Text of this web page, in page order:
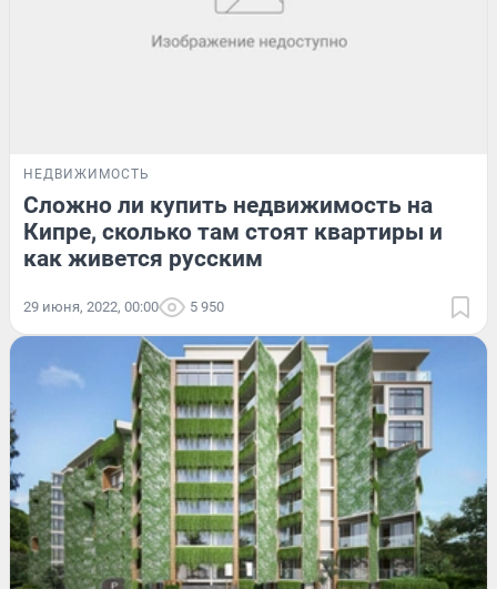
НЕДВИЖИМОСТЬ
Сложно ли купить недвижимость на
Кипре, сколько там стоят квартиры и
как живется русским
29 июня, 2022, 00:00 5 950